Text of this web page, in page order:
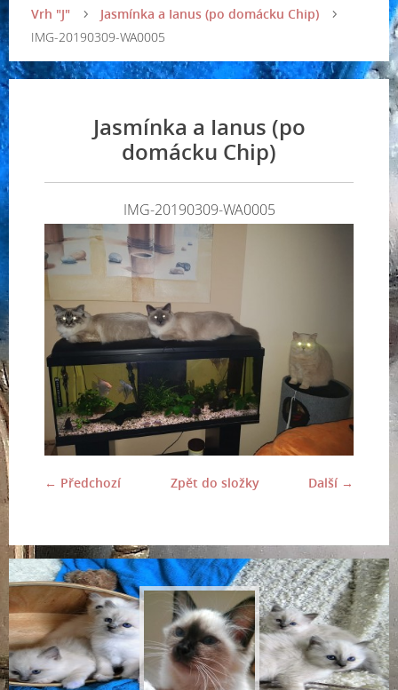
Vrh "J"
Jasmínka a Ianus (po domácku Chip)
IMG-20190309-WA0005
Jasmínka a Ianus (po
domácku Chip)
IMG-20190309-WA0005
← Předchozí Další →
Zpět do složky